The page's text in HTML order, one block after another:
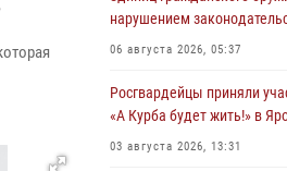
нарушением
06 августа 2026, 05:37
Росгвардейцы приняли
«А Курба будет жить!» в
03 августа 2026, 13:31